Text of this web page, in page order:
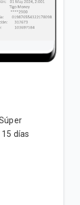
días